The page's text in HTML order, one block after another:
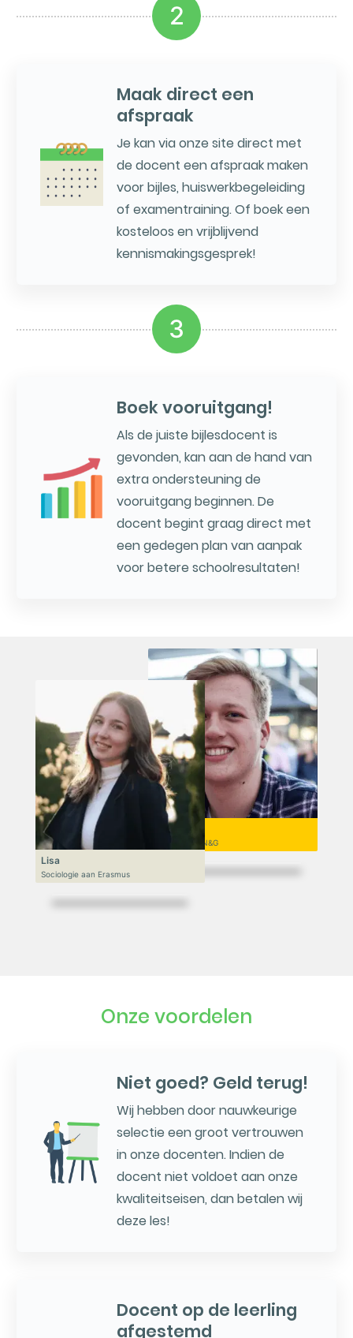
2
Maak direct een
afspraak
Je kan via onze site direct met
de docent een afspraak maken
voor bijles, huiswerkbegeleiding
of examentraining. Of boek een
kosteloos en vrijblijvend
kennismakingsgesprek!
3
Boek vooruitgang!
Als de juiste bijlesdocent is
gevonden, kan aan de hand van
extra ondersteuning de
vooruitgang beginnen. De
docent begint graag direct met
een gedegen plan van aanpak
voor betere schoolresultaten!
Niek
VWO 6, N&T/N&G
Lisa
Sociologie aan Erasmus
Onze voordelen
Niet goed? Geld terug!
Wij hebben door nauwkeurige
selectie een groot vertrouwen
in onze docenten. Indien de
docent niet voldoet aan onze
kwaliteitseisen, dan betalen wij
deze les!
Docent op de leerling
afgestemd